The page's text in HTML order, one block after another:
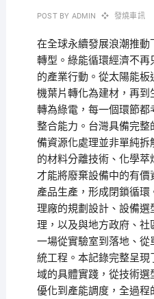
POST BY ADMIN 發燒車訊
在全球永續發展浪潮推
轉型。綠能循環經濟不
的產業行動。從太陽能
機葉片轉化為建材，再
轉為綠電，每一個環節
整合能力。台灣具備完
備資源化處理並非單純
的材料分離技術、化學萃
才能將廢棄設備中的有
產品生產，形成閉鎖循
理廠的規劃設計、設備
理，以及與地方政府、
一場從實驗室到落地、
統工程。本記錄完整呈
域的具體實踐，從技術
優化到產能調度，全過